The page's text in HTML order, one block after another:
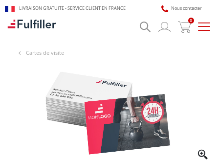
LIVRAISON GRATUITE - SERVICE CLIENT EN FRANCE Nous contacter
0
Cartes de visite